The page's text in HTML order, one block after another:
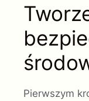
Pierwszym